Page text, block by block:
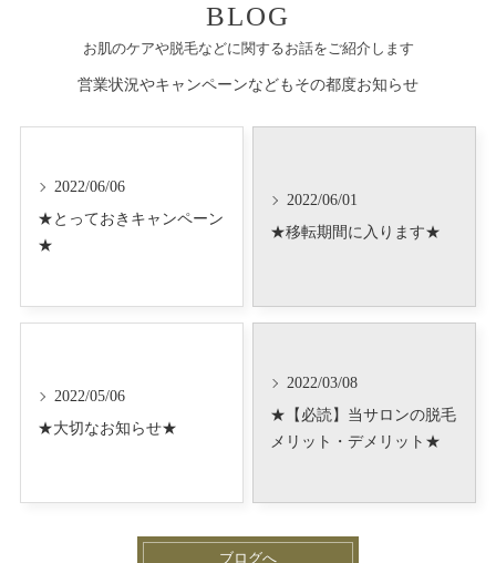
お肌のケアや脱毛などに関するお話をご紹介します
BLOG
営業状況やキャンペーンなどもその都度お知らせ
2022/06/06
★とっておきキャンペーン
★
2022/06/01
★移転期間に入ります★
2022/05/06
★大切なお知らせ★
2022/03/08
★【必読】当サロンの脱毛
メリット・デメリット★
ブログへ